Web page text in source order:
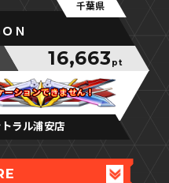
千葉県
Ｎ
16,663 pt
ーションできません！
ーションできません！
ーションできません！
ラル浦安店